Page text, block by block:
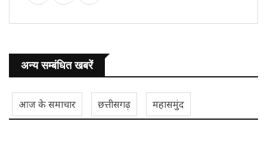
अन्य सम्बंधित खबरें
आज के समाचार छत्तीसगढ़ महासमुंद